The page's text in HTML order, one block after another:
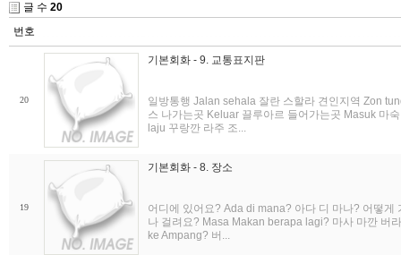
글 수 20
번호
20
기본회화 - 9. 교통표지판
일방통행 Jalan sehala 잘란 스할라 견인지역 Zon
스 나가는곳 Keluar 끌루아르 들어가는곳 Masuk 마
laju 꾸랑깐 라주 조...
19
기본회화 - 8. 장소
어디에 있어요? Ada di mana? 아다 디 마나? 어떻
나 걸려요? Masa Makan berapa lagi? 마사 마깐 버
ke Ampang? 버...